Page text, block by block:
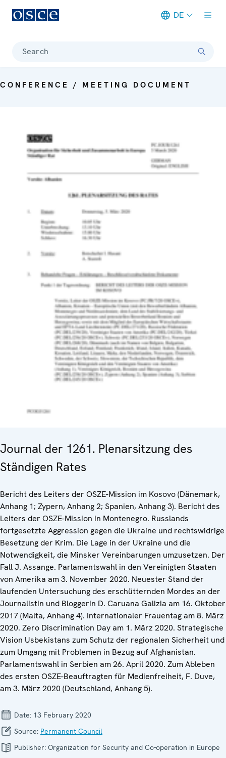
DE
Search
CONFERENCE / MEETING DOCUMENT
Journal der 1261. Plenarsitzung des
Ständigen Rates
Bericht des Leiters der OSZE-Mission im Kosovo (Dänemark,
Anhang 1; Zypern, Anhang 2; Spanien, Anhang 3). Bericht des
Leiters der OSZE-Mission in Montenegro. Russlands
fortgesetzte Aggression gegen die Ukraine und rechtswidrige
Besetzung der Krim. Die Lage in der Ukraine und die
Notwendigkeit, die Minsker Vereinbarungen umzusetzen. Der
Fall J. Assange. Parlamentswahl in den Vereinigten Staaten
von Amerika am 3. November 2020. Neuester Stand der
laufenden Untersuchung des erschütternden Mordes an der
Journalistin und Bloggerin D. Caruana Galizia am 16. Oktober
2017 (Malta, Anhang 4). Internationaler Frauentag am 8. März
2020. Zero Discrimination Day am 1. März 2020. Strategische
Vision Usbekistans zum Schutz der regionalen Sicherheit und
zum Umgang mit Problemen in Bezug auf Afghanistan.
Parlamentswahl in Serbien am 26. April 2020. Zum Ableben
des ersten OSZE-Beauftragten für Medienfreiheit, F. Duve,
am 3. März 2020 (Deutschland, Anhang 5).
Date: 13 February 2020
Source: Permanent Council
Publisher: Organization for Security and Co-operation in Europe